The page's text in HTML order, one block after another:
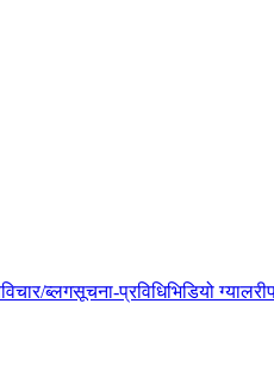
विचार/ब्लगसूचना-प्रविधिभिडियो ग्यालरी